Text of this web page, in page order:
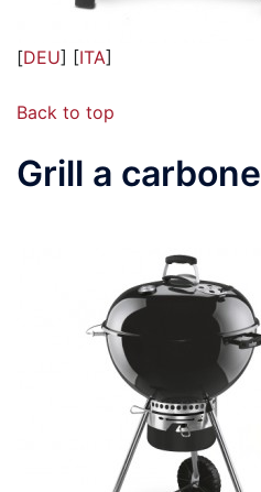
[DEU] [ITA]
Back to top
Grill a carbone